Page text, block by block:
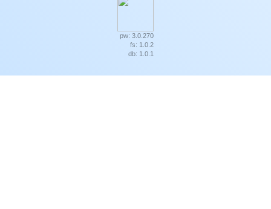
pw: 3.0.270
fs: 1.0.2
db: 1.0.1